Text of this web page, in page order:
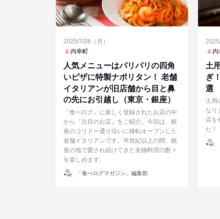
2025/7/28（月）
内幸町
人気メニューはパリパリの四角
いピザに特製ナポリタン！ 老舗
イタリアンが旧店舗から目と鼻
の先にお引越し（東京・銀座）
「食べログ」に新しく登録されたお店の中
から『注目のお店』をご紹介。今回は、銀
座のコリドー通り沿いに移転オープンした
老舗イタリアンです。半世紀以上の間、銀
座の地で愛され続けてきた名物料理の数々
を楽しめます。
投「食べログマガジン」編集部
内
土
ぎ
選
土用
なり
店を
た！